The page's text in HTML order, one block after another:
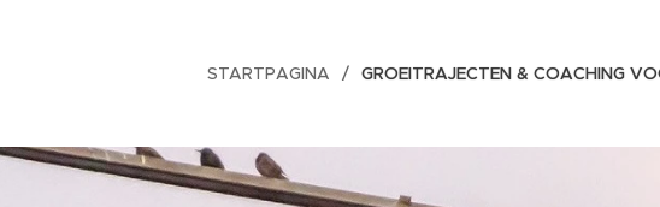
STARTPAGINA GROEITRAJECTEN & COACHING